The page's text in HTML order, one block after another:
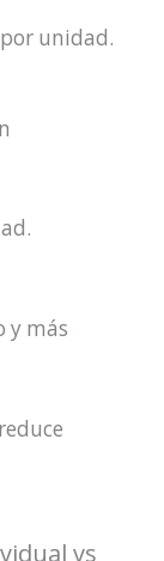
unidad.
y más
vs